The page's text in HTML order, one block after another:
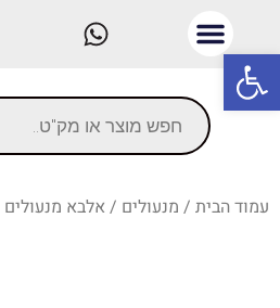
פתח סרגל נגישות
עמוד הבית / מנעולים / אלבא מנעולים